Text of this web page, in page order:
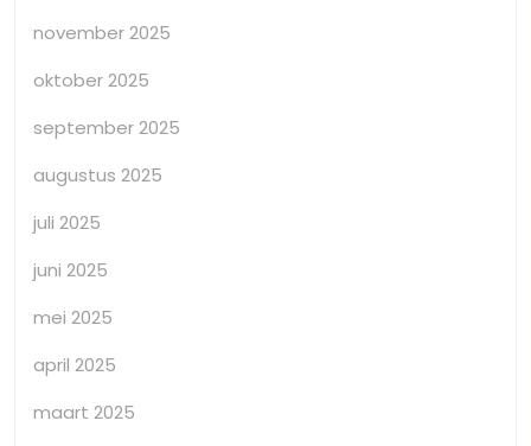
november 2025
oktober 2025
september 2025
augustus 2025
juli 2025
juni 2025
mei 2025
april 2025
maart 2025